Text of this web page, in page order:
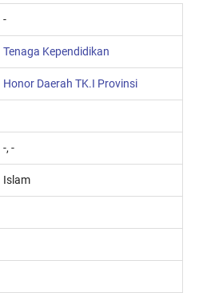
-
Tenaga Kependidikan
Honor Daerah TK.I Provinsi
-, -
Islam